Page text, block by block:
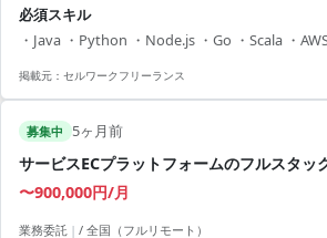
や最新技術を活用するプロジェクト ・プロジェ
が期待できる ・フレキシブルな勤務時間（フル
業のプロジェクトに携われる機会
必須スキル
・Java ・Python ・Node.js ・Go ・Scala ・
掲載元： セルワークフリーランス
募集中 5ヶ月前
サービスECプラットフォームのフルスタッ
〜900,000円/月
業務委託 | / 全国（フルリモート）